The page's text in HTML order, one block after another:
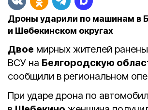
Дроны ударили по машинам в
и Шебекинском округах
Двое мирных жителей ранены
ВСУ на Белгородскую
сообщили в региональном
При ударе дрона по